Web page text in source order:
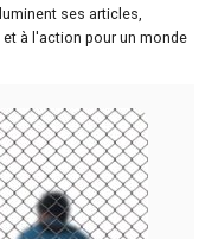
ses articles,
à l'action pour un monde